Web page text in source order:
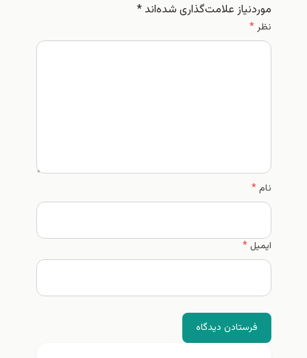
موردنیاز علامت‌گذاری شده‌اند*
نظر*
نام*
ایمیل*
فرستادن دیدگاه